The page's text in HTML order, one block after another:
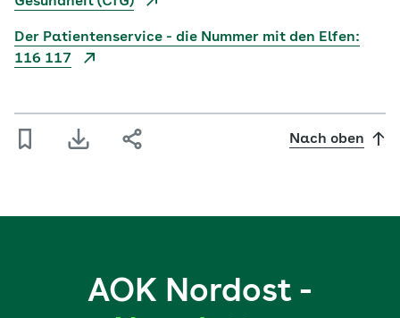
Der Patientenservice - die Nummer mit den Elfen:
116 117
Nach oben
AOK Nordost -